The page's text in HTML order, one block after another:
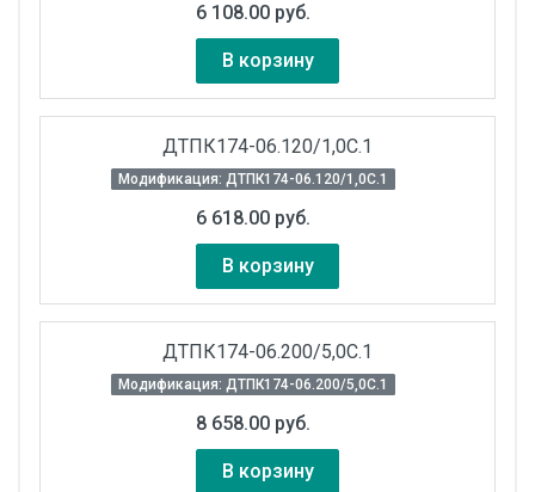
6 108.00 руб.
В корзину
ДТПК174-06.120/1,0С.1
Модификация: ДТПК174-06.120/1,0С.1
6 618.00 руб.
В корзину
ДТПК174-06.200/5,0С.1
Модификация: ДТПК174-06.200/5,0С.1
8 658.00 руб.
В корзину